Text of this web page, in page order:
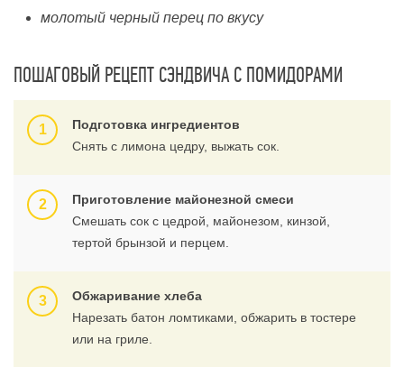
молотый черный перец по вкусу
ПОШАГОВЫЙ РЕЦЕПТ СЭНДВИЧА С ПОМИДОРАМИ
Подготовка ингредиентов
Снять с лимона цедру, выжать сок.
Приготовление майонезной смеси
Смешать сок с цедрой, майонезом, кинзой,
тертой брынзой и перцем.
Обжаривание хлеба
Нарезать батон ломтиками, обжарить в тостере
или на гриле.